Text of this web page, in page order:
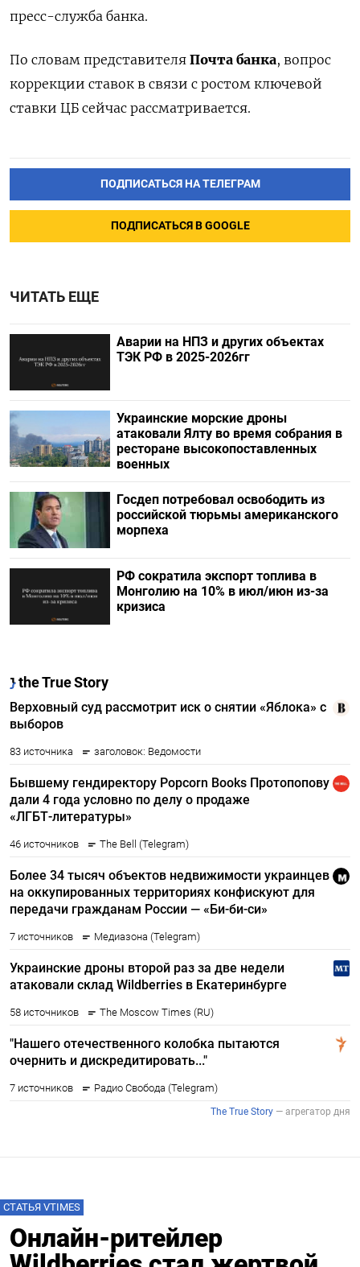
пресс-служба банка.
По словам представителя Почта банка, вопрос
коррекции ставок в связи с ростом ключевой
ставки ЦБ сейчас рассматривается.
ПОДПИСАТЬСЯ НА ТЕЛЕГРАМ
ПОДПИСАТЬСЯ В GOOGLE
ЧИТАТЬ ЕЩЕ
Аварии на НПЗ и других объектах
ТЭК РФ в 2025-2026гг
Украинские морские дроны
атаковали Ялту во время собрания в
ресторане высокопоставленных
военных
Госдеп потребовал освободить из
российской тюрьмы американского
морпеха
РФ сократила экспорт топлива в
Монголию на 10% в июл/июн из-за
кризиса
СТАТЬЯ VTIMES
Онлайн-ритейлер